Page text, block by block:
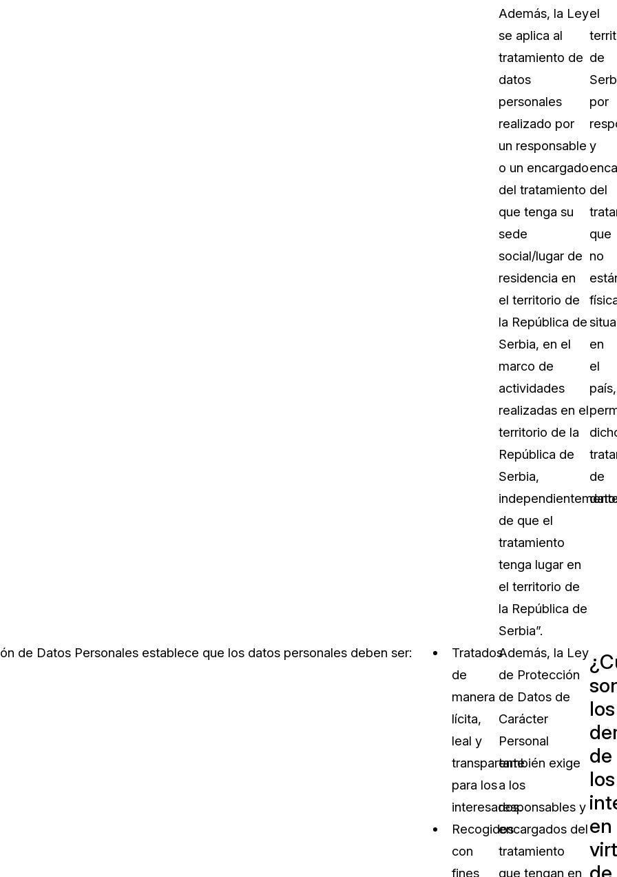
Sobre nosotros
Más información sobre
Trabaja con nosotros
Únase a nuestro equipo y
construir el futuro de la redacción
Póngase en contacto con
Además, la Ley
se aplica al
tratamiento de
datos
personales
realizado por
un responsable
o un encargado
del tratamiento
que tenga su
sede
social/lugar de
residencia en
el territorio de
la República de
Serbia, en el
marco de
actividades
realizadas en el
territorio de la
República de
Serbia,
de que el
tratamiento
tenga lugar en
el territorio de
la República de
Serbia”.
el
de
por
y
del
que
no
en
el
país,
de
de Datos Personales establece que los datos personales deben ser:
Tratados
de
manera
lícita,
leal y
transparente
para los
interesados.
Recogidos
con
fines
Además, la Ley
de Protección
de Datos de
Carácter
Personal
también exige
a los
responsables y
encargados del
tratamiento
que tengan en
los
de
los
en